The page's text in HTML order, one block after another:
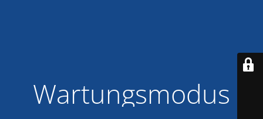
Wartungsmodus